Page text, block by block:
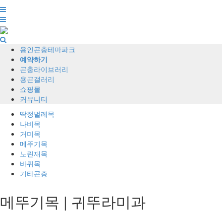
전
체
메
용인곤충테마파크
예약하기
곤충라이브러리
용곤갤러리
쇼핑몰
커뮤니티
딱정벌레목
나비목
거미목
메뚜기목
노린재목
바퀴목
기타곤충
메뚜기목 | 귀뚜라미과